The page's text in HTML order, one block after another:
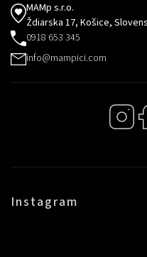
MAMp s.r.o.
Ždiarska 17, Košice,
0918 653 345
info@mampici.com
Instagram